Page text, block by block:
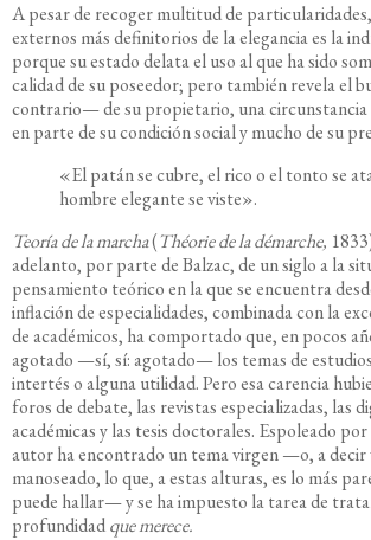
A pesar de recoger multitud de
externos más definitorios de la elegancia es la
porque su estado delata el uso al que ha sido
calidad de su poseedor; pero también revela el
contrario— de su propietario, una circunstancia
en parte de su condición social y mucho de su
«El patán se cubre, el rico o el tonto se
hombre elegante se viste».
Teoría de la marcha(Théorie de la démarche,
adelanto, por parte de Balzac, de un siglo a la
pensamiento teórico en la que se encuentra
inflación de especialidades, combinada con la
de académicos, ha comportado que, en pocos
agotado —sí, sí: agotado— los temas de
intertés o alguna utilidad. Pero esa carencia
foros de debate, las revistas especializadas, las
académicas y las tesis doctorales. Espoleado por
autor ha encontrado un tema virgen —o, a decir
manoseado, lo que, a estas alturas, es lo más
puede hallar— y se ha impuesto la tarea de
profundidadque merece.